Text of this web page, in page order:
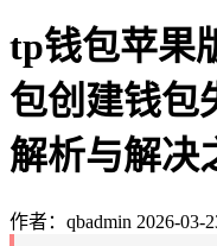
tp钱包苹果
包创建钱包
解析与解决
作者：qbadmin 2026-03-